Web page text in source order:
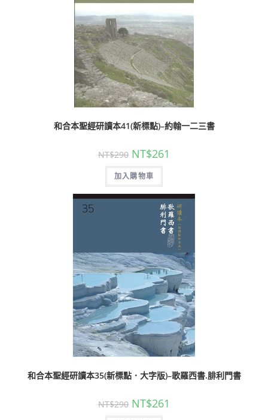
和合本聖經研讀本41(新標點)–約翰一二三書
NT$290 NT$261
加入購物車
和合本聖經研讀本35(新標點．大字版)–歌羅西書.腓利門書
NT$290 NT$261